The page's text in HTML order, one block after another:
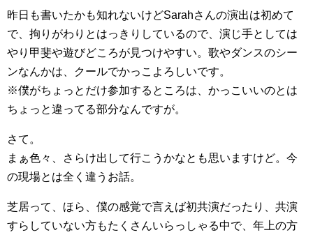
昨日も書いたかも知れないけどSarahさんの演出は初めて
で、拘りがわりとはっきりしているので、演じ手としては
やり甲斐や遊びどころが見つけやすい。歌やダンスのシー
ンなんかは、クールでかっこよろしいです。
※僕がちょっとだけ参加するところは、かっこいいのとは
ちょっと違ってる部分なんですが。
さて。
まぁ色々、さらけ出して行こうかなとも思いますけど。今
の現場とは全く違うお話。
芝居って、ほら、僕の感覚で言えば初共演だったり、共演
すらしていない方もたくさんいらっしゃる中で、年上の方